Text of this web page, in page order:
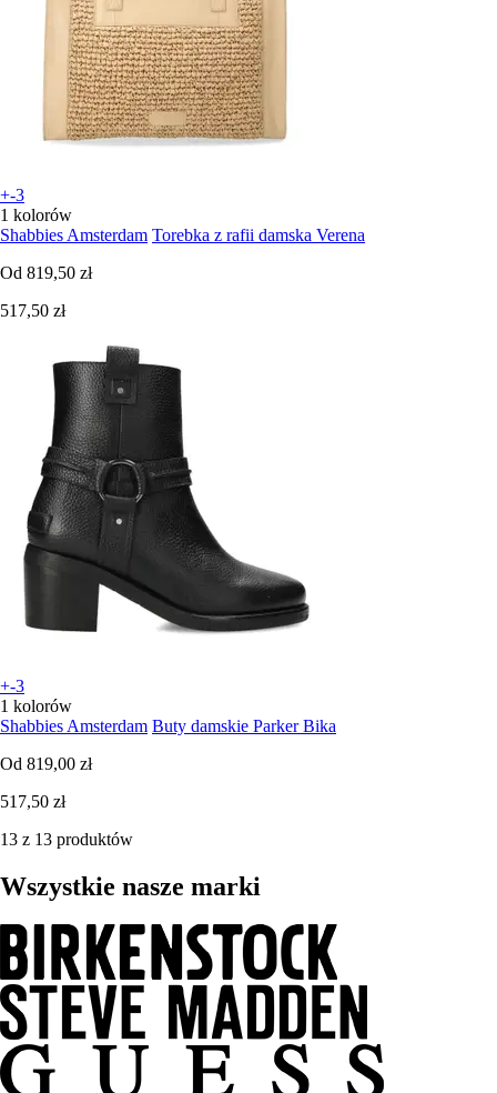
+-3
1 kolorów
Shabbies Amsterdam Torebka z rafii damska Verena
Od 819,50 zł
517,50 zł
+-3
1 kolorów
Shabbies Amsterdam Buty damskie Parker Bika
Od 819,00 zł
517,50 zł
13 z 13 produktów
Wszystkie nasze marki